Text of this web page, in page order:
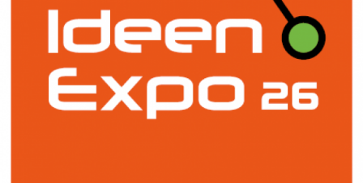
SPENDE